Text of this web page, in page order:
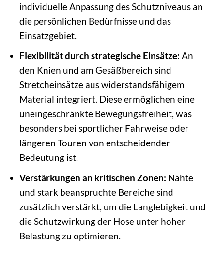
individuelle Anpassung des Schutzniveaus an
die persönlichen Bedürfnisse und das
Einsatzgebiet.
Flexibilität durch strategische Einsätze: An
den Knien und am Gesäßbereich sind
Stretcheinsätze aus widerstandsfähigem
Material integriert. Diese ermöglichen eine
uneingeschränkte Bewegungsfreiheit, was
besonders bei sportlicher Fahrweise oder
längeren Touren von entscheidender
Bedeutung ist.
Verstärkungen an kritischen Zonen: Nähte
und stark beanspruchte Bereiche sind
zusätzlich verstärkt, um die Langlebigkeit und
die Schutzwirkung der Hose unter hoher
Belastung zu optimieren.